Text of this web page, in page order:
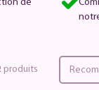
de
produits